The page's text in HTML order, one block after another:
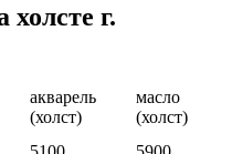
г.
акварель
(холст)
масло
(холст)